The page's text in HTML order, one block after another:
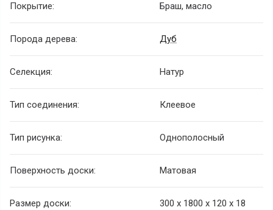
Покрытие: Браш, масло
Порода дерева: Дуб
Селекция: Натур
Тип соединения: Клеевое
Тип рисунка: Однополосный
Поверхность доски: Матовая
Размер доски:
300 х 1800 х 120 х 18